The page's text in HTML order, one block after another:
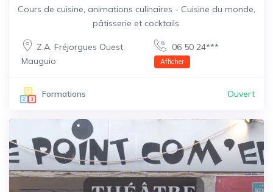
Cours de cuisine, animations culinaires - Cuisine du monde,
pâtisserie et cocktails.
Z.A. Fréjorgues Ouest,
Mauguio
06 50 24***
Afficher
Formations Ouvert